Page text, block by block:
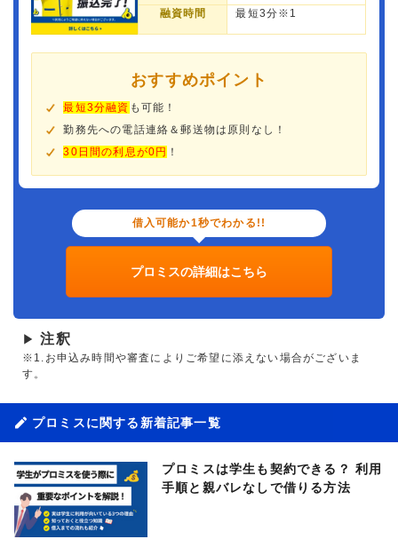
融資時間 最短3分※1
おすすめポイント
最短3分融資 も可能！
勤務先への電話連絡＆郵送物は原則なし！
30日間の利息が0円 ！
借入可能か1秒でわかる!!
プロミスの詳細はこちら
▶ 注釈
※1.お申込み時間や審査によりご希望に添えない場合がございま
す。
プロミスに関する新着記事一覧
プロミスは学生も契約できる？ 利用
手順と親バレなしで借りる方法